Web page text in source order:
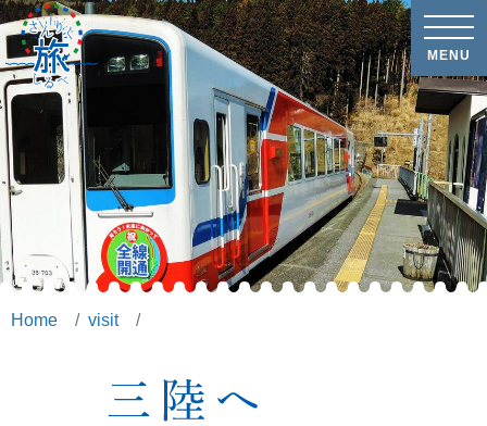
MENU
Home visit